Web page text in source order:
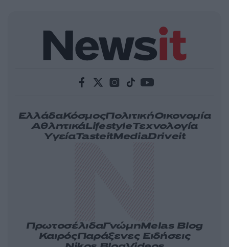
ΕλλάδαΚόσμοςΠολιτικήΟικονομία
ΑθλητικάLifestyleΤεχνολογία
ΥγείαTasteitMediaDriveit
ΠρωτοσέλιδαΓνώμηMelas Blog
ΚαιρόςΠαράξενες Ειδήσεις